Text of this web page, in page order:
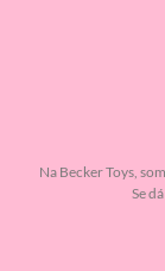
Na Becker Toys,
Se